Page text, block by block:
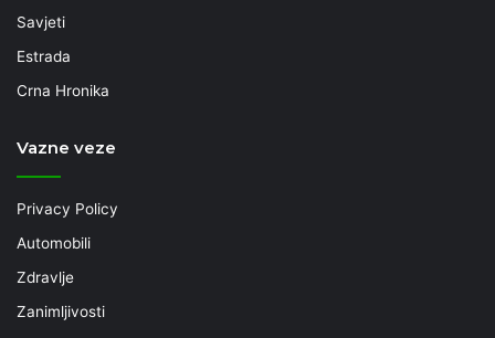
Savjeti
Estrada
Crna Hronika
Vazne veze
Privacy Policy
Automobili
Zdravlje
Zanimljivosti